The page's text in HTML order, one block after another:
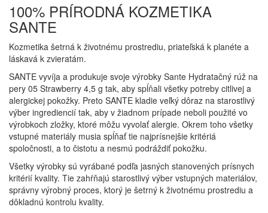
100% PRÍRODNÁ KOZMETIKA
SANTE
Kozmetika šetrná k životnému prostrediu, priateľská k planéte a
láskavá k zvieratám.
SANTE vyvíja a produkuje svoje výrobky Sante Hydratačný rúž na
pery 05 Strawberry 4,5 g tak, aby spĺňali všetky potreby citlivej a
alergickej pokožky. Preto SANTE kladie veľký dôraz na starostlivý
výber ingrediencií tak, aby v žiadnom prípade neboli použité vo
výrobkoch zložky, ktoré môžu vyvolať alergie. Okrem toho všetky
vstupné materiály musia spĺňať tie najprísnejšie kritériá
spoločnosti, a to čistotu a nesmú podráždiť pokožku.
Všetky výrobky sú vyrábané podľa jasných stanovených prísnych
kritérií kvality. Tie zahŕňajú starostlivý výber vstupných materiálov,
správny výrobný proces, ktorý je šetrný k životnému prostrediu a
dôkladnú kontrolu kvality.